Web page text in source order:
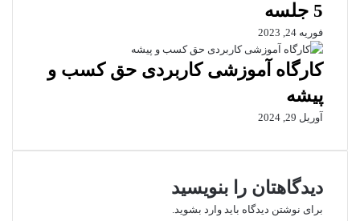
5 جلسه
فوریه 24, 2023
کارگاه آموزشی کاربردی حق کسب و
پیشه
آوریل 29, 2024
دیدگاهتان را بنویسید
برای نوشتن دیدگاه باید وارد بشوید.